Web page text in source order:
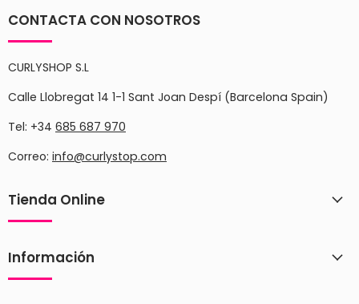
CONTACTA CON NOSOTROS
CURLYSHOP S.L
Calle Llobregat 14 1-1 Sant Joan Despí (Barcelona Spain)
Tel: +34 685 687 970
Correo: info@curlystop.com
Tienda Online
Información